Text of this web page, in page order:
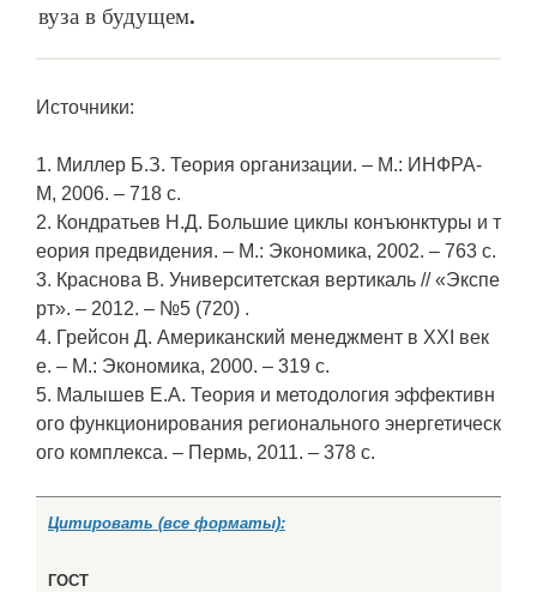
вуза в будущем.
Источники:
1. Миллер Б.З. Теория организации. – М.: ИНФРА-
М, 2006. – 718 с.
2. Кондратьев Н.Д. Большие циклы конъюнктуры и т
еория предвидения. – М.: Экономика, 2002. – 763 с.
3. Краснова В. Университетская вертикаль // «Экспе
рт». – 2012. – №5 (720) .
4. Грейсон Д. Американский менеджмент в ХХI век
е. – М.: Экономика, 2000. – 319 с.
5. Малышев Е.А. Теория и методология эффективн
ого функционирования регионального энергетическ
ого комплекса. – Пермь, 2011. – 378 с.
Цитировать (все форматы):
ГОСТ